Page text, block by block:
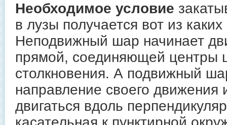
Необходимое условие
в лузы получается вот из
Неподвижный шар начинает
прямой, соединяющей центры
столкновения. А подвижный
направление своего движения
двигаться вдоль